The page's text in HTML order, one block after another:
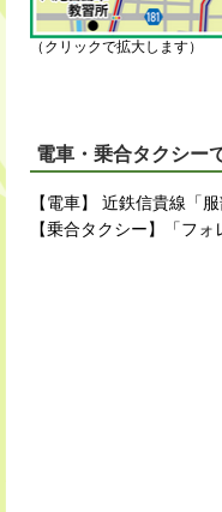
（クリックで拡大します）
電車・乗合タクシー
【電⾞】 近鉄信貴線「
【乗合タクシー】「フ